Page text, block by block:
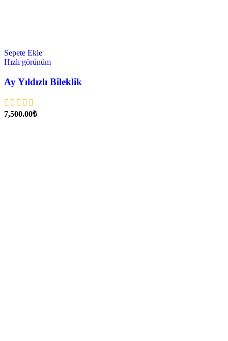
Sepete Ekle
Hızlı görünüm
Ay Yıldızlı Bileklik
₺